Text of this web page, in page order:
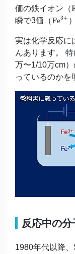
価の鉄イオン（
瞬で3価（Fe3+
Fe3 +
実は化学反応に
んあります。
万〜1/10万cm
っているのかを
反応中の
1980年代以降